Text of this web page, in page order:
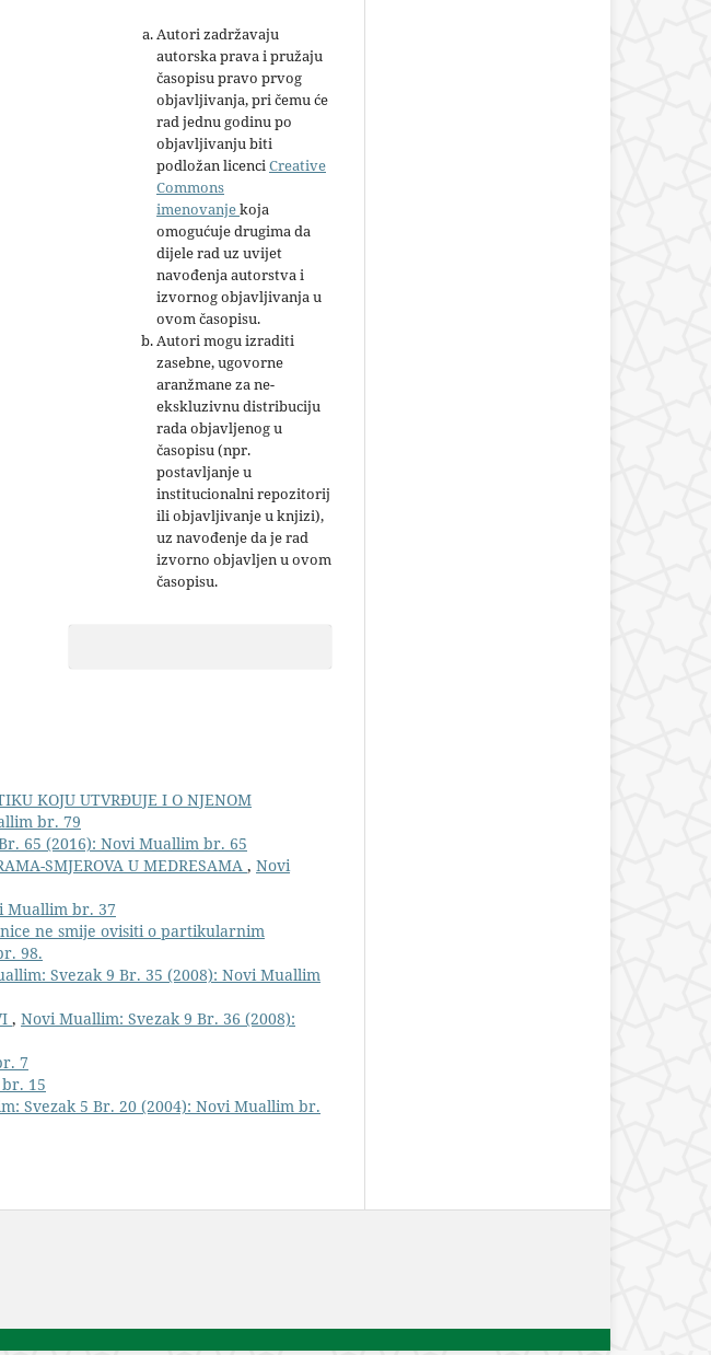
Autori zadržavaju
autorska prava i pružaju
časopisu pravo prvog
objavljivanja, pri čemu će
rad jednu godinu po
objavljivanju biti
podložan licenciCreative
Commons
imenovanjekoja
omogućuje drugima da
dijele rad uz uvijet
navođenja autorstva i
izvornog objavljivanja u
ovom časopisu.
Autori mogu izraditi
zasebne, ugovorne
aranžmane za ne-
ekskluzivnu distribuciju
rada objavljenog u
časopisu (npr.
postavljanje u
institucionalni repozitorij
ili objavljivanje u knjizi),
uz navođenje da je rad
izvorno objavljen u ovom
časopisu.
KOJU UTVRĐUJE I O NJENOM
br. 79
65 (2016): Novi Muallim br. 65
SMJEROVA U MEDRESAMA , Novi
Muallim br. 37
ne smije ovisiti o partikularnim
98.
Svezak 9 Br. 35 (2008): Novi Muallim
, Novi Muallim: Svezak 9 Br. 36 (2008):
7
15
Svezak 5 Br. 20 (2004): Novi Muallim br.